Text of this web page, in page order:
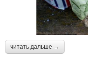
читать дальше →